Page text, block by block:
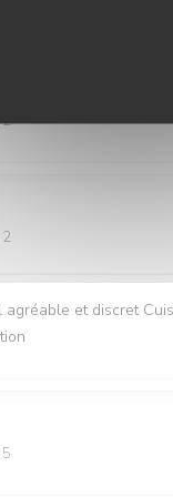
et discret